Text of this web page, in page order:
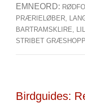
EMNEORD:
PRÆRIELØBER,
BARTRAMSKLIRE,
STRIBET
Birdguides: